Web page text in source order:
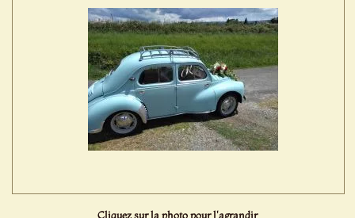
Cliquez sur la photo pour l'agrandir